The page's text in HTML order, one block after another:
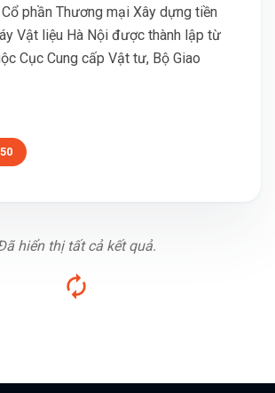
phần Thương mại Xây dựng tiền
Vật liệu Hà Nội được thành lập từ
Cục Cung cấp Vật tư, Bộ Giao
hiển thị tất cả kết quả.